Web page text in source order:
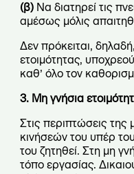
(β)Να διατηρεί τις
αμέσως μόλις
Δεν πρόκειται,
ετοιμότητας,
καθ’ όλο τον
3. Μη γνήσια
Στις περιπτώσεις της
κινήσεών του υπέρ
του ζητηθεί. Στη μη
τόπο εργασίας.